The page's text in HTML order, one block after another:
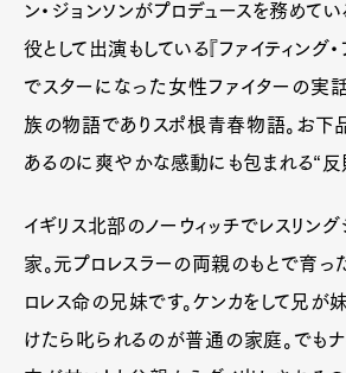
ン・ジョンソンがプロデュースを務めて
役として出演もしている『ファイティング
でスターになった女性ファイターの実
族の物語でありスポ根青春物語。お下
あるのに爽やかな感動にも包まれる“反
イギリス北部のノーウィッチでレスリン
家。元プロレスラーの両親のもとで育っ
ロレス命の兄妹です。ケンカをして兄が
けたら叱られるのが普通の家庭。でも